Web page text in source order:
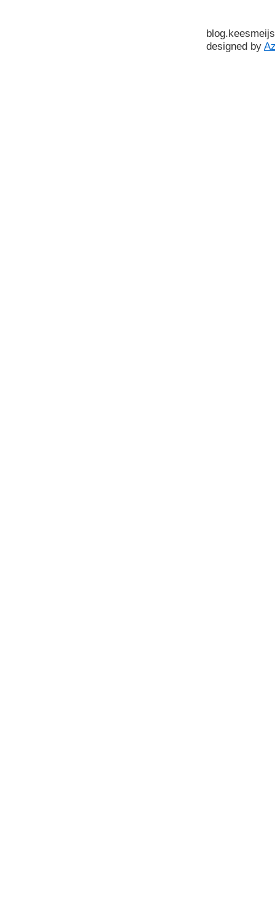
designed by